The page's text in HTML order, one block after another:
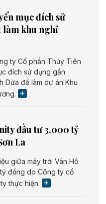
mục đích sử
làm khu nghỉ
ty Cổ phần Thủy Tiên
đích sử dụng gần
Dừa để làm dự án Khu
đầu tư 3.000 tỷ
La
giữa mây trời Vân Hồ
đồng do Công ty cổ
thực hiện.